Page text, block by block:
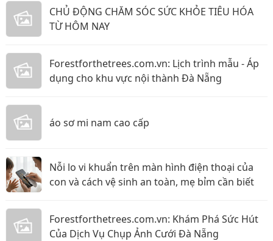
CHỦ ĐỘNG CHĂM SÓC SỨC KHỎE TIÊU HÓA
TỪ HÔM NAY
Forestforthetrees.com.vn: Lịch trình mẫu - Áp
dụng cho khu vực nội thành Đà Nẵng
áo sơ mi nam cao cấp
Nỗi lo vi khuẩn trên màn hình điện thoại của
con và cách vệ sinh an toàn, mẹ bỉm cần biết
Forestforthetrees.com.vn: Khám Phá Sức Hút
Của Dịch Vụ Chụp Ảnh Cưới Đà Nẵng